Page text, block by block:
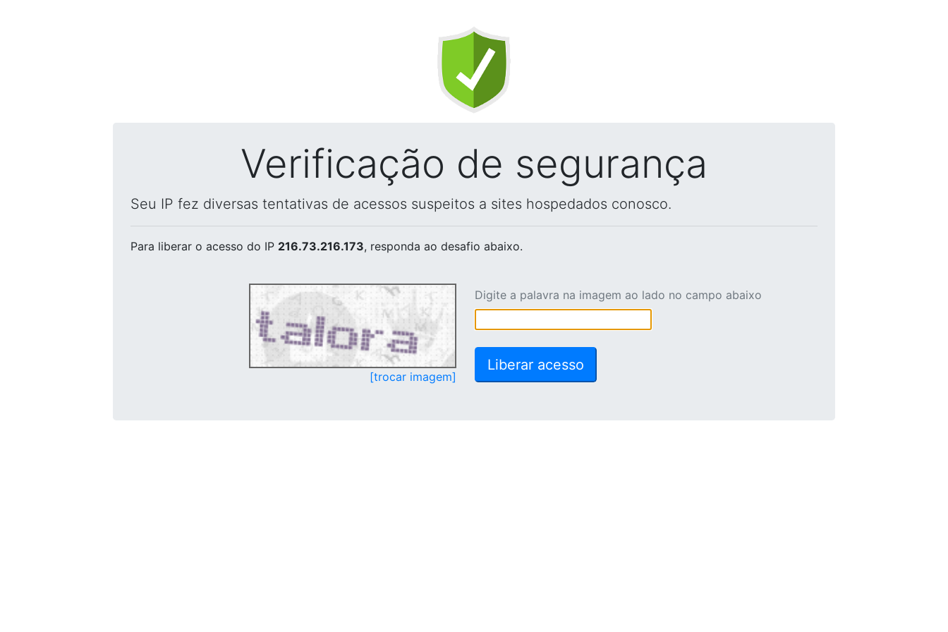
Verificação de segurança
Seu IP fez diversas tentativas de acessos suspeitos a sites hospedados conosco.
Para liberar o acesso do IP 216.73.216.173, responda ao desafio abaixo.
[trocar imagem]
Digite a palavra na imagem ao lado no campo abaixo